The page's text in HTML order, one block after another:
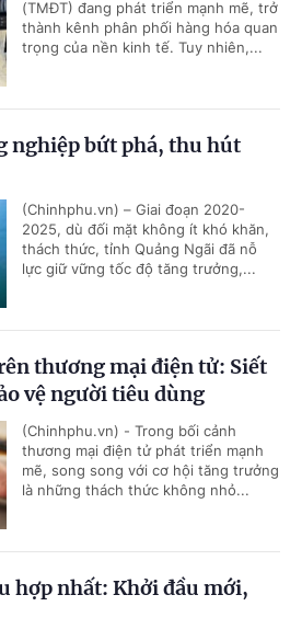
(TMĐT) đang phát triển mạnh mẽ, trở
thành kênh phân phối hàng hóa quan
trọng của nền kinh tế. Tuy nhiên,...
nghiệp bứt phá, thu hút
(Chinhphu.vn) – Giai đoạn 2020-
2025, dù đối mặt không ít khó khăn,
thách thức, tỉnh Quảng Ngãi đã nỗ
lực giữ vững tốc độ tăng trưởng,...
thương mại điện tử: Siết
vệ người tiêu dùng
(Chinhphu.vn) - Trong bối cảnh
thương mại điện tử phát triển mạnh
mẽ, song song với cơ hội tăng trưởng
là những thách thức không nhỏ...
hợp nhất: Khởi đầu mới,